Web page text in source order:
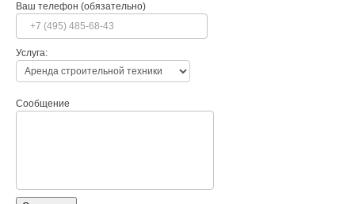
Ваш телефон (обязательно)
Услуга:
Сообщение